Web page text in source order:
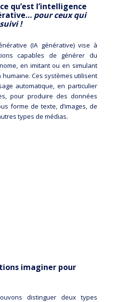
qu’est l’intelligence
pour ceux qui
!
(IA générative) vise à
capables de générer du
en imitant ou en simulant
Ces systèmes utilisent
automatique, en particulier
pour produire des données
forme de texte, d’images, de
types de médias.
imaginer pour
distinguer deux types